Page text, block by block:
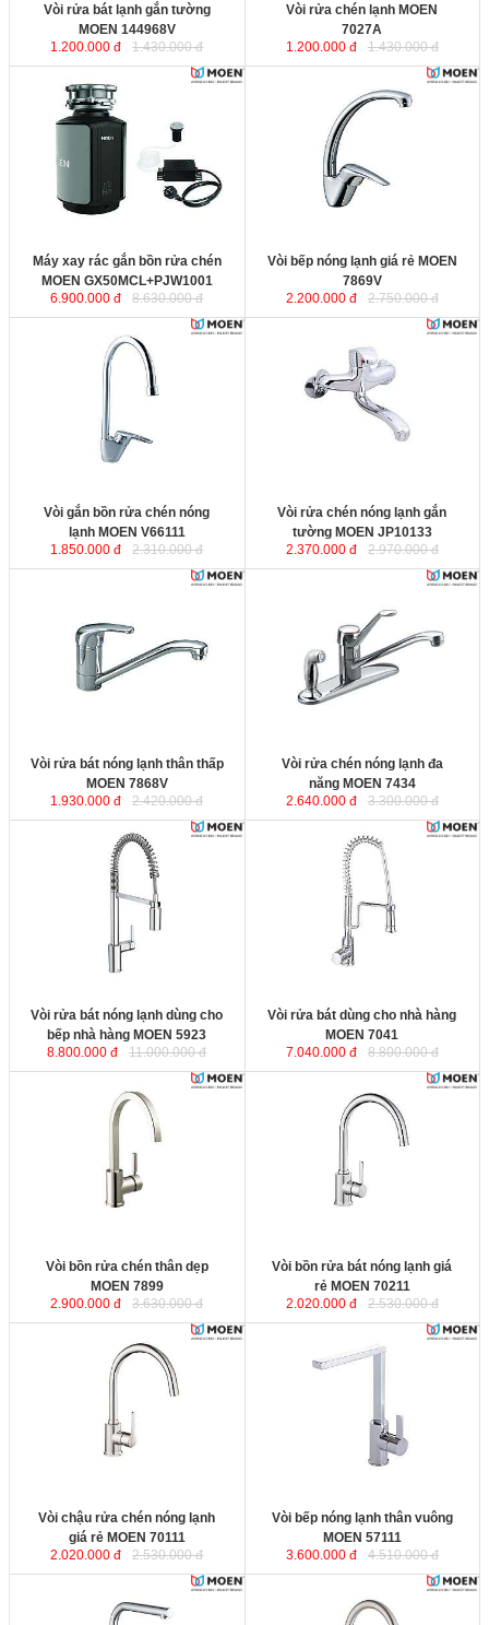
Vòi rửa bát lạnh gắn tường
MOEN 144968V
1.200.000 đ
1.430.000 đ
Vòi rửa chén lạnh MOEN
7027A
1.200.000 đ
1.430.000 đ
Máy xay rác gắn bồn rửa chén
MOEN GX50MCL+PJW1001
Kích thước:
Máy xay rác gắn bồn rửa chén
MOEN GX50MCL+PJW1001
6.900.000 đ
8.630.000 đ
Vòi bếp nóng lạnh giá rẻ MOEN
được sản xuất theo công
nghệ của Mỹ, sử dụng nguyên liệu
bằng đồng nguyên chất không
chứa chì để làm thân vòi, đảm bảo
sức khỏe cho người dùng.
Chiều cao miệng vòi
Vòi bếp nóng lạnh giá rẻ MOEN
7869V
2.200.000 đ
2.750.000 đ
Vòi gắn bồn rửa chén nóng lạnh
MOEN V66111 được sản xuất theo
công nghệ của Mỹ, sử dụng
nguyên liệu bằng đồng nguyên
chất không chứa chì để làm thân
vòi, đảm bảo sức khỏe cho người
Vòi gắn bồn rửa chén nóng
lạnh MOEN V66111
1.850.000 đ
2.310.000 đ
Vòi rửa chén nóng lạnh gắn tường
MOEN JP10133được sản xuất
theo công nghệ của Mỹ, sử dụng
nguyên liệu bằng đồng nguyên
chất không chứa chì để làm thân
vòi, đảm bảo sức khỏe cho người
Vòi rửa chén nóng lạnh gắn
tường MOEN JP10133
2.370.000 đ
2.970.000 đ
Vòi rửa bát nóng lạnh thân thấp
công nghệ của Mỹ, sử dụng
nguyên liệu bằng đồng nguyên
chất không chứa chì để làm thân
vòi, đảm bảo sức khỏe cho người
Vòi rửa bát nóng lạnh thân thấp
MOEN 7868V
1.930.000 đ
2.420.000 đ
Vòi rửa chén nóng lạnh đa năng
được sản xuất theo
công nghệ của Mỹ, sử dụng
nguyên liệu bằng đồng nguyên
chất không chứa chì để làm thân
vòi, đảm bảo sức khỏe cho người
Vòi rửa chén nóng lạnh đa
năng MOEN 7434
2.640.000 đ
3.300.000 đ
Vòi rửa bát nóng lạnh dùng cho
bếp nhà hàng MOEN 5923
sản xuất theo công nghệ của Mỹ,
sử dụng nguyên liệu bằng đồng
nguyên chất không chứa chì để làm
thân vòi, đảm bảo sức khỏe cho
Vòi rửa bát nóng lạnh dùng cho
bếp nhà hàng MOEN 5923
8.800.000 đ
11.000.000 đ
Vòi rửa bát dùng cho nhà hàng
được sản xuất theo
công nghệ của Mỹ, sử dụng
nguyên liệu bằng đồng nguyên
chất không chứa chì để làm thân
vòi, đảm bảo sức khỏe cho người
Vòi rửa bát dùng cho nhà hàng
MOEN 7041
7.040.000 đ
8.800.000 đ
Vòi bồn rửa chén thân dẹp MOEN
được sản xuất theo công
nghệ của Mỹ, sử dụng nguyên liệu
bằng đồng nguyên chất không
chứa chì để làm thân vòi, đảm bảo
sức khỏe cho người dùng.
Chiều cao miệng vòi
Vòi bồn rửa chén thân dẹp
MOEN 7899
2.900.000 đ
3.630.000 đ
Vòi bồn rửa bát nóng lạnh giá rẻ
được sản xuất theo
công nghệ của Mỹ, sử dụng
nguyên liệu bằng đồng nguyên
chất không chứa chì để làm thân
vòi, đảm bảo sức khỏe cho người
Vòi bồn rửa bát nóng lạnh giá
rẻ MOEN 70211
2.020.000 đ
2.530.000 đ
Vòi chậu rửa chén nóng lạnh giá
rẻ MOEN 70111 được sản xuất
theo công nghệ của Mỹ, sử dụng
chất không chứa chì để làm thân
vòi, đảm bảo sức khỏe cho người
Vòi chậu rửa chén nóng lạnh
giá rẻ MOEN 70111
2.020.000 đ
2.530.000 đ
Vòi bếp nóng lạnh thân vuông
MOEN 57111 được sản xuất theo
nguyên liệu bằng đồng nguyên
chất không chứa chì để làm thân
vòi, đảm bảo sức khỏe cho người
Vòi bếp nóng lạnh thân vuông
MOEN 57111
3.600.000 đ
4.510.000 đ
được sản xuất theo công
Vòi chậu rửa chén nóng lạnh
MOEN 60401SRS
được sản xuất